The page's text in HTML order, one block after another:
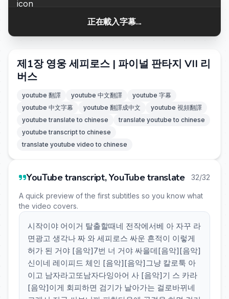
正在載入字幕...
제1장 영웅 세피로스 | 파이널 판타지 VII 리
버스
youtube 翻譯 youtube 中文翻譯
youtube 字幕
youtube 中文字幕
youtube 翻譯成中文
youtube 視頻翻譯
youtube translate to chinese
translate youtube to chinese
youtube transcript to chinese
translate youtube video to chinese
YouTube transcript, YouTube translate 32/32
A quick preview of the first subtitles so you know what
the video covers.
시작이야 어이거 탈출할때네 전작에서베 아 자꾸 라
면광고 생각나 짜 와 세피로스 싸운 흔적이 이렇게
허가 된 거야 [음악]7번 너 거야 싸을데[음악][음악]
신이네 레이피드 체인 [음악][음악]그냥 칼로툭 아
이고 남자라고또남자다잉아어 사 [음악]기 스 카라
[음악]이게 회피하면 검기가 날아가는 걸로바뀌네